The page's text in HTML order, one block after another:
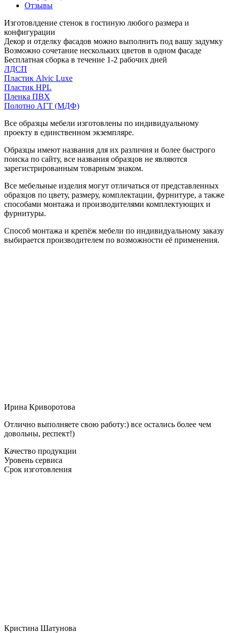
Отзывы
Изготовлдение стенок в гостиную любого размера и
конфигурации
Декор и отделку фасадов можно выполнить под вашу задумку
Возможно сочетание нескольких цветов в одном фасаде
Бесплатная сборка в течение 1-2 рабочих дней
ЛДСП
Пластик Alvic Luxe
Пластик HPL
Пленка ПВХ
Полотно АГТ (МДФ)
Все образцы мебели изготовлены по индивидуальному
проекту в единственном экземпляре.
Образцы имеют названия для их различия и более быстрого
поиска по сайту, все названия образцов не являются
зарегистрированным товарным знаком.
Все мебельные изделия могут отличаться от представленных
образцов по цвету, размеру, комплектации, фурнитуре, а также
способами монтажа и производителями комплектующих и
фурнитуры.
Способ монтажа и крепёж мебели по индивидуальному заказу
выбирается производителем по возможности её применения.
Ирина Криворотова
Отлично выполняете свою работу:) все остались более чем
довольны, респект!)
Качество продукции
Уровень сервиса
Срок изготовления
Кристина Шатунова